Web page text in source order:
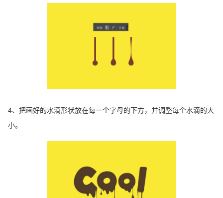
4、把画好的水滴形状放在每一个字母的下方，并调整每个水滴的大
小。